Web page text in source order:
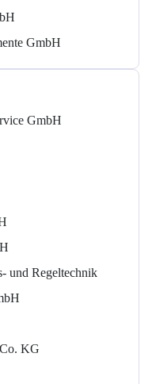
GmbH
GmbH
und Regeltechnik
KG